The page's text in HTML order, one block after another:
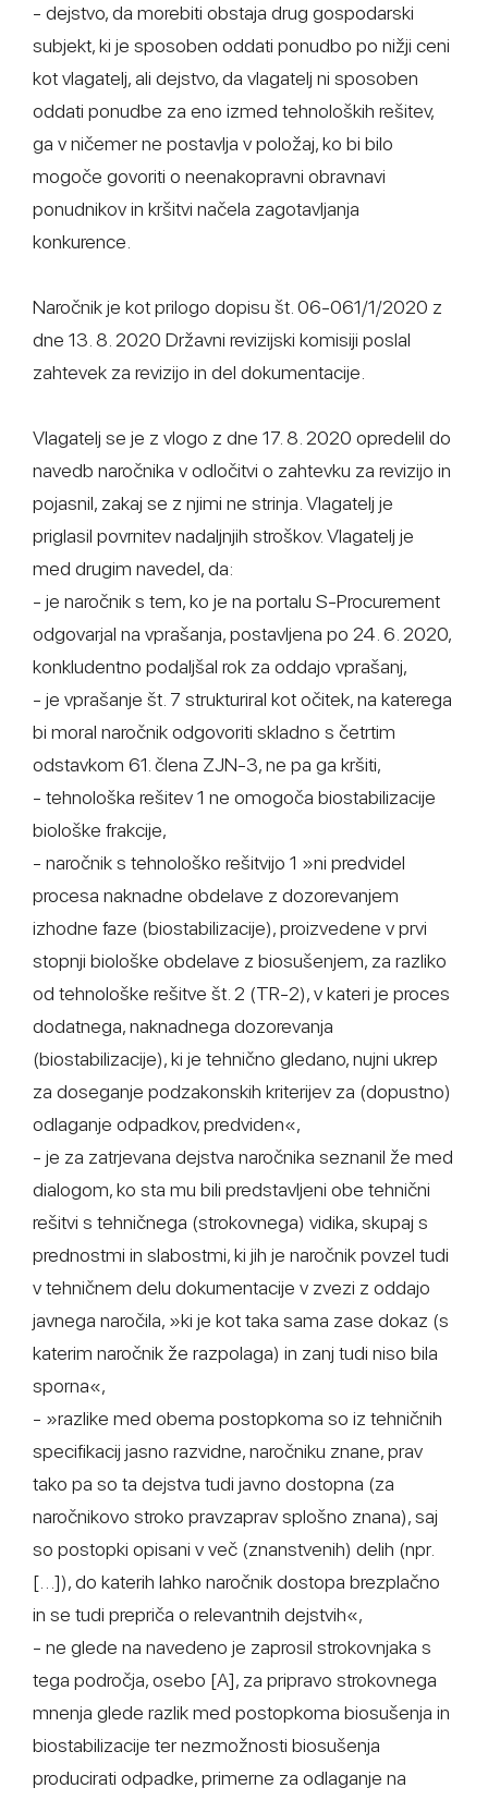
- dejstvo, da morebiti obstaja drug gospodarski
subjekt, ki je sposoben oddati ponudbo po nižji ceni
kot vlagatelj, ali dejstvo, da vlagatelj ni sposoben
oddati ponudbe za eno izmed tehnoloških rešitev,
ga v ničemer ne postavlja v položaj, ko bi bilo
mogoče govoriti o neenakopravni obravnavi
ponudnikov in kršitvi načela zagotavljanja
konkurence.
Naročnik je kot prilogo dopisu št. 06-061/1/2020 z
dne 13. 8. 2020 Državni revizijski komisiji poslal
zahtevek za revizijo in del dokumentacije.
Vlagatelj se je z vlogo z dne 17. 8. 2020 opredelil do
navedb naročnika v odločitvi o zahtevku za revizijo in
pojasnil, zakaj se z njimi ne strinja. Vlagatelj je
priglasil povrnitev nadaljnjih stroškov. Vlagatelj je
med drugim navedel, da:
- je naročnik s tem, ko je na portalu S-Procurement
odgovarjal na vprašanja, postavljena po 24. 6. 2020,
konkludentno podaljšal rok za oddajo vprašanj,
- je vprašanje št. 7 strukturiral kot očitek, na katerega
bi moral naročnik odgovoriti skladno s četrtim
odstavkom 61. člena ZJN-3, ne pa ga kršiti,
- tehnološka rešitev 1 ne omogoča biostabilizacije
biološke frakcije,
- naročnik s tehnološko rešitvijo 1 »ni predvidel
procesa naknadne obdelave z dozorevanjem
izhodne faze (biostabilizacije), proizvedene v prvi
stopnji biološke obdelave z biosušenjem, za razliko
od tehnološke rešitve št. 2 (TR-2), v kateri je proces
dodatnega, naknadnega dozorevanja
(biostabilizacije), ki je tehnično gledano, nujni ukrep
za doseganje podzakonskih kriterijev za (dopustno)
odlaganje odpadkov, predviden«,
- je za zatrjevana dejstva naročnika seznanil že med
dialogom, ko sta mu bili predstavljeni obe tehnični
rešitvi s tehničnega (strokovnega) vidika, skupaj s
prednostmi in slabostmi, ki jih je naročnik povzel tudi
v tehničnem delu dokumentacije v zvezi z oddajo
javnega naročila, »ki je kot taka sama zase dokaz (s
katerim naročnik že razpolaga) in zanj tudi niso bila
sporna«,
- »razlike med obema postopkoma so iz tehničnih
specifikacij jasno razvidne, naročniku znane, prav
tako pa so ta dejstva tudi javno dostopna (za
naročnikovo stroko pravzaprav splošno znana), saj
so postopki opisani v več (znanstvenih) delih (npr.
[…]), do katerih lahko naročnik dostopa brezplačno
in se tudi prepriča o relevantnih dejstvih«,
- ne glede na navedeno je zaprosil strokovnjaka s
tega področja, osebo [A], za pripravo strokovnega
mnenja glede razlik med postopkoma biosušenja in
biostabilizacije ter nezmožnosti biosušenja
producirati odpadke, primerne za odlaganje na